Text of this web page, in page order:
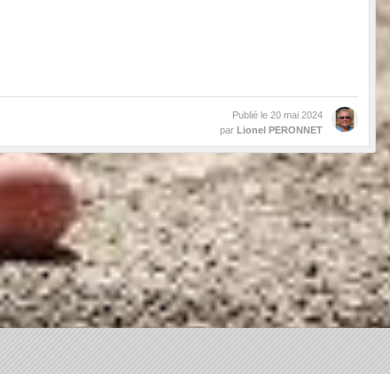
Publié le 20 mai 2024
par
Lionel PERONNET